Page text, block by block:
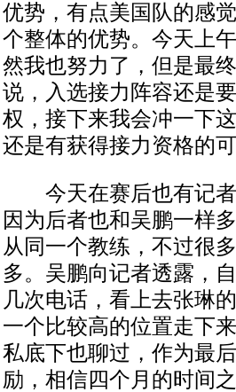
优势，有点美国队的感
个整体的优势。今天上
然我也努力了，但是最
说，入选接力阵容还是
权，接下来我会冲一下
还是有获得接力资格的
今天在赛后也有记者
因为后者也和吴鹏一样
从同一个教练，不过很
多。吴鹏向记者透露，
几次电话，看上去张琳
一个比较高的位置走下
私底下也聊过，作为最
励，相信四个月的时间